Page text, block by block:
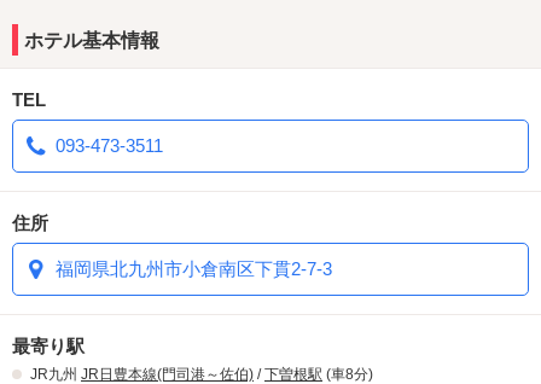
2020.2.29
15時から泊まることのできる新プラン登場！！
15:00～翌11:00
料金は他の宿泊プランと一緒だから安心
チェックインさえしてしまえばもちろん外出OK！！
使い勝手が抜群によくなったルーチェへ是非足をお運びください。
なななんとっっ
24時間宿泊プランがルーチェに来てその場で選ぶことができるよう
になったんです。
今日はゆっくりしたいなぁって時！
お待ちいたしております
皆様いかがお過ごしでしょうか？私は花粉との戦いにようやく終わ
りが見えてきたところです
に割引されるスタンプカードを配布しております
昨年末開催したクリスマスイベント・新年のお年玉スクラッチ！た
くさんのお客様に参加頂き大盛況で終わることができました♪ありが
とうございました。
ベント！すごろくスクラッチ開催しております。
3月いっぱいまで来店する度に何かもらえる♡絶対お得！！！
ホテル基本情報
TEL
093-473-3511
住所
福岡県北九州市小倉南区下貫2-7-3
最寄り駅
JR九州 JR日豊本線(門司港～佐伯) /下曽根駅 (車8分)